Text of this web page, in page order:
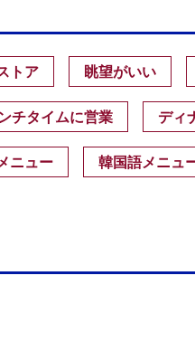
トア 眺望がいい
チタイムに営業 ディ
ニュー 韓国語メニュ